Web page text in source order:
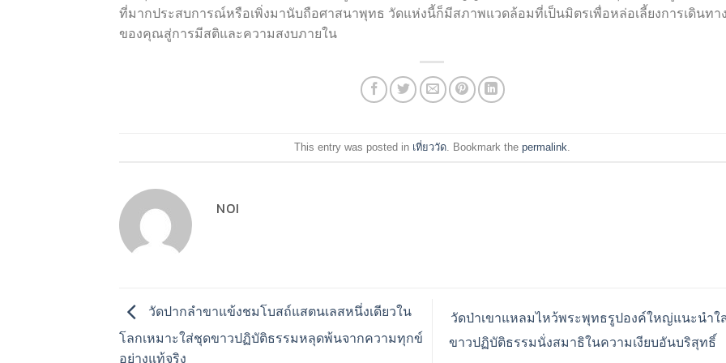
ที่มากประสบการณ์หรือเพิ่งมานับถือศาสนาพุทธ วัดแห่งนี้ก็มีสภาพแวดล้อมที่เป็นมิตรเพื่อหล่อเลี้ยงการเดินทาง
ของคุณสู่การมีสติและความสงบภายใน
This entry was posted in เที่ยววัด. Bookmark the permalink
NOI
วัดปากลำขาแข้งชมโบสถ์แสตนเลสหนึ่งเดียวใน
โลกเหมาะใส่ชุดขาวปฏิบัติธรรมหลุดพ้นจากความทุกข์
อย่างแท้จริง
วัดป่าเขาแหลมไหว้พระพุทธรูปองค์ใหญ่แนะนำใ
ขาวปฏิบัติธรรมนั่งสมาธิในความเงียบอันบริสุทธิ์